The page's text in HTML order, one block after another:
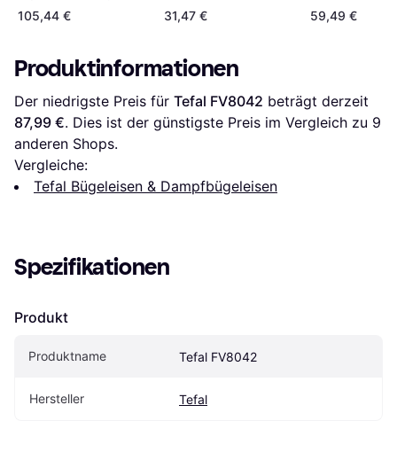
105,44 €
31,47 € 59,49 €
Produktinformationen
Der niedrigste Preis für Tefal FV8042
87,99 €. Dies ist der günstigste Preis im Vergleich zu 9
anderen Shops.
Vergleiche:
Tefal Bügeleisen & Dampfbügeleisen
Spezifikationen
Produkt
Produktname Tefal FV8042
Hersteller Tefal